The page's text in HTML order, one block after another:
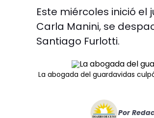
Este miércoles inició el
Carla Manini, se
Santiago Furlotti.
La abogada del guardavidas
Por